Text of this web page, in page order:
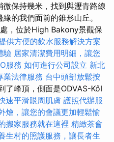
微保持幾米，找到與瀝青路線
的我們面前的錐形山丘。
，位於High Bakony景觀保
供方便的飲水服務解決方案
驗 居家清潔費用明細，讓您
服務 如何進行公司設立 新北
業法律服務 台中頭部放鬆按
了峰頂，側面是ODVAS-KőI
速平滑眼周肌膚 護照代辦服
燴，讓您的會議更加輕鬆愉
搬家服務就在這裡 精緻茶會
生村的照護服務，讓長者生